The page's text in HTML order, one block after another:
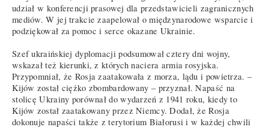
udział w konferencji prasowej dla przedstawicieli zagranicznych
mediów. W jej trakcie zaapelował o międzynarodowe wsparcie i
podziękował za pomoc i serce okazane Ukrainie.
Szef ukraińskiej dyplomacji podsumował cztery dni wojny,
wskazał też kierunki, z których naciera armia rosyjska.
Przypomniał, że Rosja zaatakowała z morza, lądu i powietrza. –
Kijów został ciężko zbombardowany – przyznał. Napaść na
stolicę Ukrainy porównał do wydarzeń z 1941 roku, kiedy to
Kijów został zaatakowany przez Niemcy. Dodał, że Rosja
dokonuje napaści także z terytorium Białorusi i w każdej chwili